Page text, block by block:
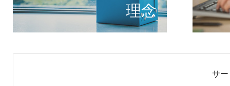
理念
もしもが描く未
サ